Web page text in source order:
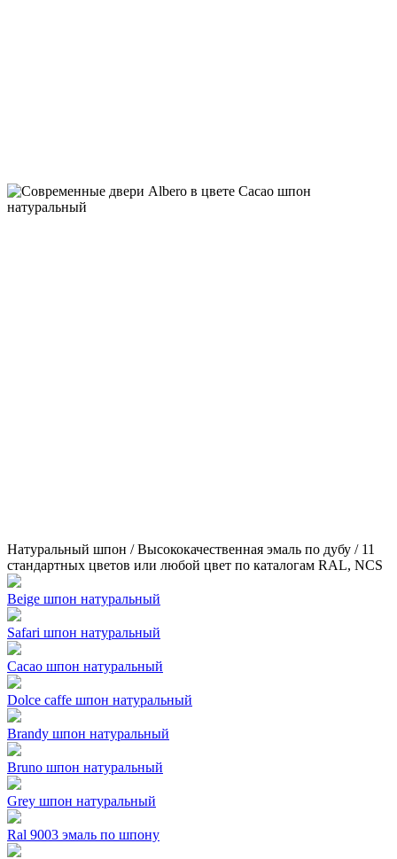
Натуральный шпон / Высококачественная эмаль по дубу / 11
стандартных цветов или любой цвет по каталогам RAL, NCS
Beige шпон натуральный
Safari шпон натуральный
Cacao шпон натуральный
Dolce caffe шпон натуральный
Brandy шпон натуральный
Bruno шпон натуральный
Grey шпон натуральный
Ral 9003 эмаль по шпону